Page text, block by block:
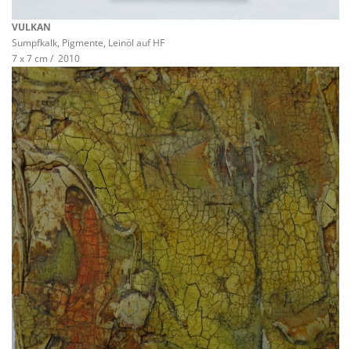
VULKAN
Sumpfkalk, Pigmente, Leinöl auf HF
7 x 7 cm / 2010